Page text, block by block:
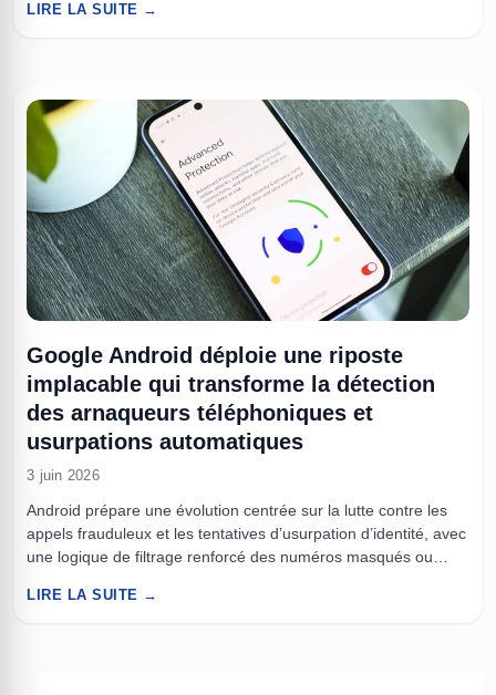
des libertés numériques, ravive une question récurrente,
LIRE LA SUITE →
Google Android déploie une riposte
implacable qui transforme la détection
des arnaqueurs téléphoniques et
usurpations automatiques
3 juin 2026
Android prépare une évolution centrée sur la lutte contre les
appels frauduleux et les tentatives d’usurpation d’identité, avec
une logique de filtrage renforcé des numéros masqués ou
techniques et réglementaires menés en Europe, consiste à
LIRE LA SUITE →